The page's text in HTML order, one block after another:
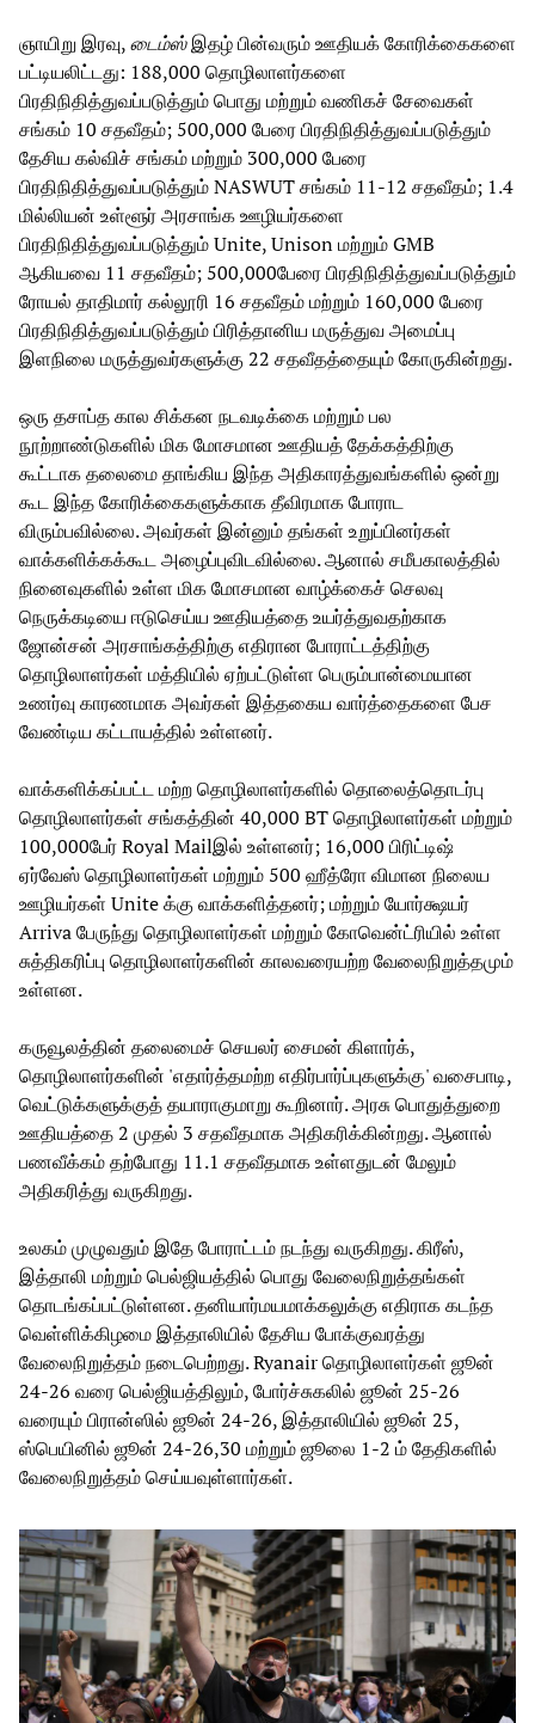
ஞாயிறு இரவு,டைம்ஸ்இதழ் பின்வரும் ஊதியக் கோரிக்கைகளை
பட்டியலிட்டது: 188,000 தொழிலாளர்களை
பிரதிநிதித்துவப்படுத்தும் பொது மற்றும் வணிகச் சேவைகள்
சங்கம் 10 சதவீதம்; 500,000 பேரை பிரதிநிதித்துவப்படுத்தும்
தேசிய கல்விச் சங்கம் மற்றும் 300,000 பேரை
பிரதிநிதித்துவப்படுத்தும் NASWUT சங்கம் 11-12 சதவீதம்; 1.4
மில்லியன் உள்ளூர் அரசாங்க ஊழியர்களை
பிரதிநிதித்துவப்படுத்தும் Unite, Unison மற்றும் GMB
ஆகியவை 11 சதவீதம்; 500,000பேரை பிரதிநிதித்துவப்படுத்தும்
ரோயல் தாதிமார் கல்லூரி 16 சதவீதம் மற்றும் 160,000 பேரை
பிரதிநிதித்துவப்படுத்தும் பிரித்தானிய மருத்துவ அமைப்பு
இளநிலை மருத்துவர்களுக்கு 22 சதவீதத்தையும் கோருகின்றது.
ஒரு தசாப்த கால சிக்கன நடவடிக்கை மற்றும் பல
நூற்றாண்டுகளில் மிக மோசமான ஊதியத் தேக்கத்திற்கு
கூட்டாக தலைமை தாங்கிய இந்த அதிகாரத்துவங்களில் ஒன்று
கூட இந்த கோரிக்கைகளுக்காக தீவிரமாக போராட
விரும்பவில்லை. அவர்கள் இன்னும் தங்கள் உறுப்பினர்கள்
வாக்களிக்கக்கூட அழைப்புவிடவில்லை. ஆனால் சமீபகாலத்தில்
நினைவுகளில் உள்ள மிக மோசமான வாழ்க்கைச் செலவு
நெருக்கடியை ஈடுசெய்ய ஊதியத்தை உயர்த்துவதற்காக
ஜோன்சன் அரசாங்கத்திற்கு எதிரான போராட்டத்திற்கு
தொழிலாளர்கள் மத்தியில் ஏற்பட்டுள்ள பெரும்பான்மையான
உணர்வு காரணமாக அவர்கள் இத்தகைய வார்த்தைகளை பேச
வேண்டிய கட்டாயத்தில் உள்ளனர்.
வாக்களிக்கப்பட்ட மற்ற தொழிலாளர்களில் தொலைத்தொடர்பு
தொழிலாளர்கள் சங்கத்தின் 40,000 BT தொழிலாளர்கள் மற்றும்
100,000பேர் Royal Mailஇல் உள்ளனர்; 16,000 பிரிட்டிஷ்
ஏர்வேஸ் தொழிலாளர்கள் மற்றும் 500 ஹீத்ரோ விமான நிலைய
ஊழியர்கள் Unite க்கு வாக்களித்தனர்; மற்றும் யோர்க்ஷயர்
Arriva பேருந்து தொழிலாளர்கள் மற்றும் கோவென்ட்ரியில் உள்ள
சுத்திகரிப்பு தொழிலாளர்களின் காலவரையற்ற வேலைநிறுத்தமும்
உள்ளன.
கருவூலத்தின் தலைமைச் செயலர் சைமன் கிளார்க்,
தொழிலாளர்களின் 'எதார்த்தமற்ற எதிர்பார்ப்புகளுக்கு' வசைபாடி,
வெட்டுக்களுக்குத் தயாராகுமாறு கூறினார். அரசு பொதுத்துறை
ஊதியத்தை 2 முதல் 3 சதவீதமாக அதிகரிக்கின்றது. ஆனால்
பணவீக்கம் தற்போது 11.1 சதவீதமாக உள்ளதுடன் மேலும்
அதிகரித்து வருகிறது.
உலகம் முழுவதும் இதே போராட்டம் நடந்து வருகிறது. கிரீஸ்,
இத்தாலி மற்றும் பெல்ஜியத்தில் பொது வேலைநிறுத்தங்கள்
தொடங்கப்பட்டுள்ளன. தனியார்மயமாக்கலுக்கு எதிராக கடந்த
வெள்ளிக்கிழமை இத்தாலியில் தேசிய போக்குவரத்து
வேலைநிறுத்தம் நடைபெற்றது. Ryanair தொழிலாளர்கள் ஜூன்
24-26 வரை பெல்ஜியத்திலும், போர்ச்சுகலில் ஜூன் 25-26
வரையும் பிரான்ஸில் ஜூன் 24-26, இத்தாலியில் ஜூன் 25,
ஸ்பெயினில் ஜூன் 24-26,30 மற்றும் ஜூலை 1-2 ம் தேதிகளில்
வேலைநிறுத்தம் செய்யவுள்ளார்கள்.